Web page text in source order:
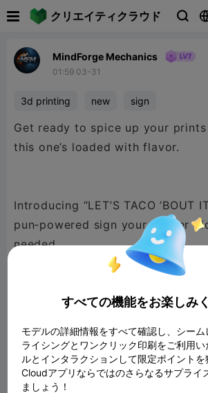
クリエイティクラウド 
MindForge Mechanics
01:59 03-31
3d printing new sign
Get ready to spice up your
this one’s loaded with flavor.
Introducing “LET’S TACO ’BOUT
pun‑powered sign your printer
needed.
Bold text, chunky layers, and a
🌟 Why this model slaps:
Fast, clean print — perfect for
pros
すべての機能をお楽しみ
モデルの詳細情報をすべて確認し、シー
ライシングとワンクリック印刷をご利用
ルとインタラクションして限定ポイント
Cloudアプリならではのさらなるサプライ
ましょう！